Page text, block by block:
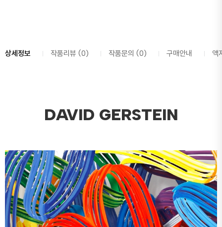
상세정보 작품리뷰 (0) 작품문의 (0) 구매안내 액
DAVID GERSTEIN